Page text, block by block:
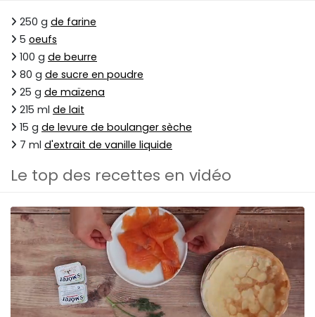
250 g de farine
5 oeufs
100 g de beurre
80 g de sucre en poudre
25 g de maïzena
215 ml de lait
15 g de levure de boulanger sèche
7 ml d'extrait de vanille liquide
Le top des recettes en vidéo